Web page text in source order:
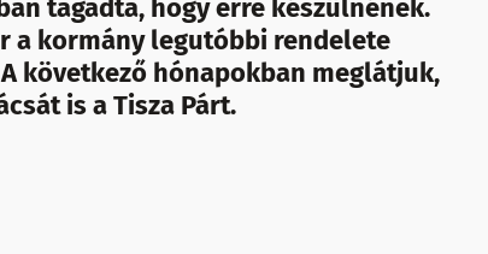
tagadta, hogy erre készülnének.
a kormány legutóbbi rendelete
következő hónapokban meglátjuk,
is a Tisza Párt.